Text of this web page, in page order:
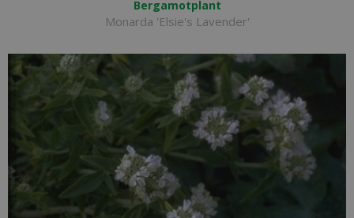
Bergamotplant
Monarda 'Elsie's Lavender'